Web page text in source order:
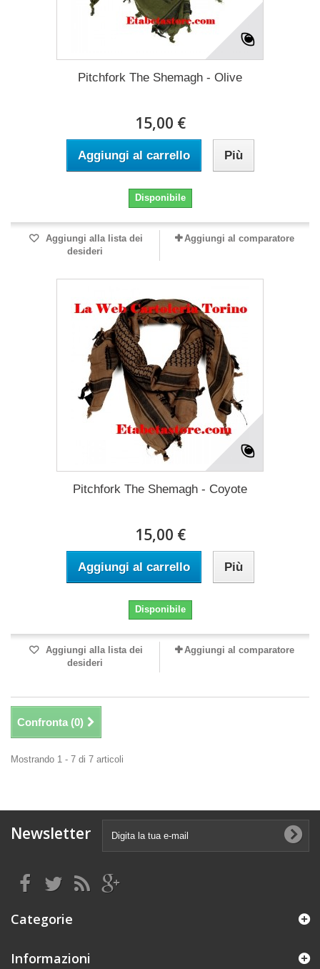
Pitchfork The Shemagh - Olive
15,00 €
Aggiungi al carrello Più
Disponibile
Aggiungi alla lista dei
desideri
Aggiungi al comparatore
Pitchfork The Shemagh - Coyote
15,00 €
Aggiungi al carrello Più
Disponibile
Aggiungi alla lista dei
desideri
Aggiungi al comparatore
Confronta (0)
Mostrando 1 - 7 di 7 articoli
Newsletter
Categorie
Informazioni